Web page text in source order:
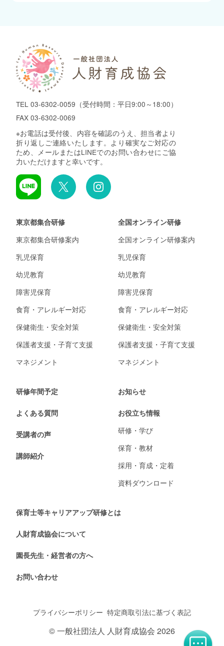
TEL 03-6302-0059 （受付時間：平日9:00～18:00）
FAX 03-6302-0069
※お電話は受付後、内容を確認のうえ、担当者より
折り返しご連絡いたします。より確実なご対応の
ため、メールまたはLINEでのお問い合わせにご協
力いただけますと幸いです。
東京都集合研修
東京都集合研修案内
乳児保育
幼児教育
障害児保育
食育・アレルギー対応
保健衛生・安全対策
保護者支援・子育て支援
マネジメント
全国オンライン研修
全国オンライン研修案内
乳児保育
幼児教育
障害児保育
食育・アレルギー対応
保健衛生・安全対策
保護者支援・子育て支援
マネジメント
研修年間予定
よくある質問
受講者の声
講師紹介
お知らせ
お役立ち情報
研修・学び
保育・教材
採用・育成・定着
資料ダウンロード
保育士等キャリアアップ研修とは
人財育成協会について
園長先生・経営者の方へ
お問い合わせ
プライバシーポリシー 特定商取引法に基づく表記
© 一般社団法人 人財育成協会 2026